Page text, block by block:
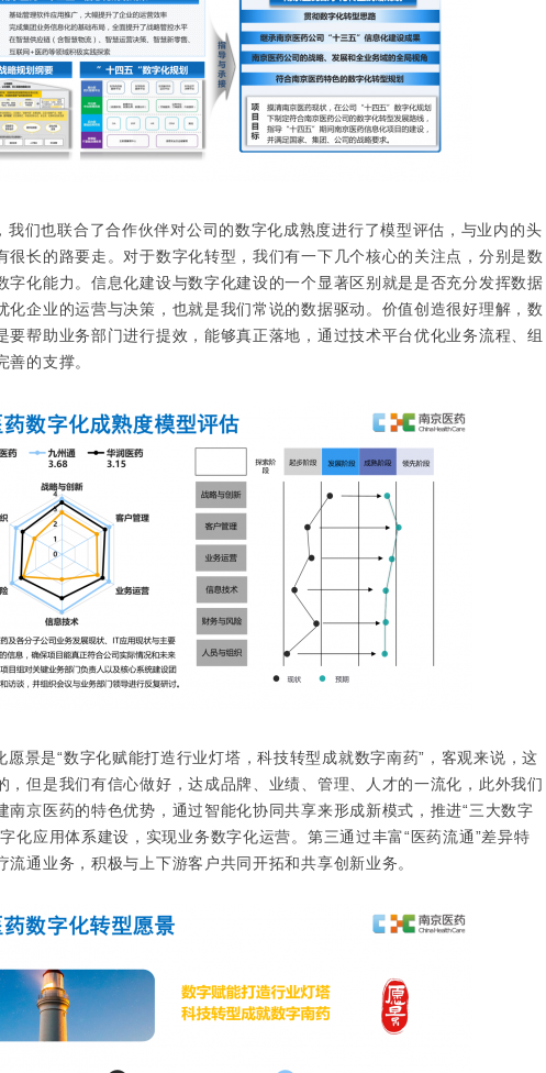
我们也联合了合作伙伴对公司的数字化成熟度进行了模型评估，与业内的头
很长的路要走。对于数字化转型，我们有一下几个核心的关注点，分别是数
字化能力。信息化建设与数字化建设的一个显著区别就是是否充分发挥数据
化企业的运营与决策，也就是我们常说的数据驱动。价值创造很好理解，数
要帮助业务部门进行提效，能够真正落地，通过技术平台优化业务流程、组
善的支撑。
愿景是“数字化赋能打造行业灯塔，科技转型成就数字南药”，客观来说，这
，但是我们有信心做好，达成品牌、业绩、管理、人才的一流化，此外我们
南京医药的特色优势，通过智能化协同共享来形成新模式，推进“三大数字
化应用体系建设，实现业务数字化运营。第三通过丰富“医药流通”差异特
流通业务，积极与上下游客户共同开拓和共享创新业务。